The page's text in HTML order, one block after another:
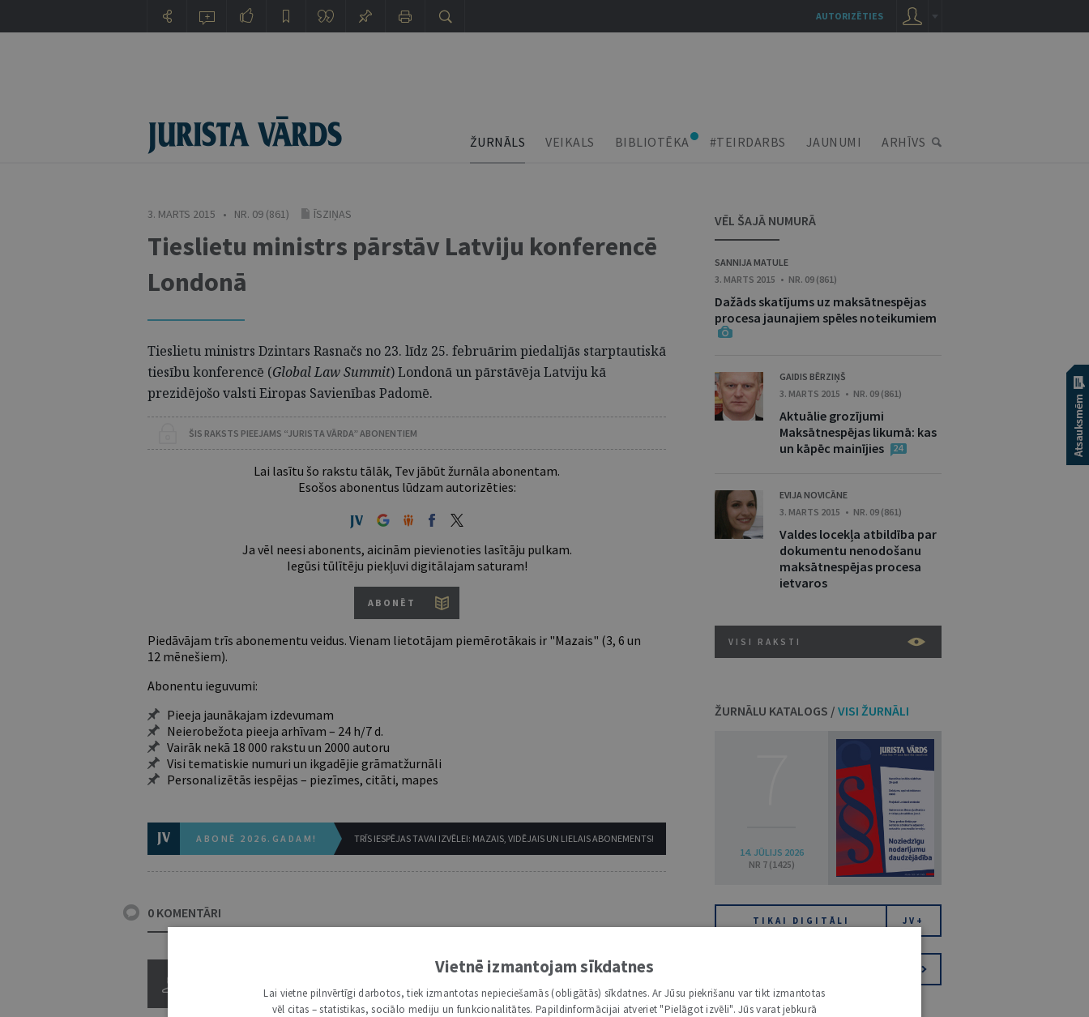
ŽURNĀLS VEIKALS BIBLIOTĒKA #TEIRDARBS JAUNUMI ARHĪVS
3. MARTS 2015 • NR. 09 (861) ĪSZIŅAS
Tieslietu ministrs pārstāv Latviju konferencē
Londonā
Tieslietu ministrs Dzintars Rasnačs no 23. līdz 25. februārim piedalījās starptautiskā
tiesību konferencē (Global Law Summit) Londonā un pārstāvēja Latviju kā
prezidējošo valsti Eiropas Savienības Padomē.
ŠIS RAKSTS PIEEJAMS “JURISTA VĀRDA” ABONENTIEM
Lai lasītu šo rakstu tālāk, Tev jābūt žurnāla abonentam.
Esošos abonentus lūdzam autorizēties:
Ja vēl neesi abonents, aicinām pievienoties lasītāju pulkam.
Iegūsi tūlītēju piekļuvi digitālajam saturam!
ABONĒT
Piedāvājam trīs abonementu veidus. Vienam lietotājam piemērotākais ir "Mazais" (3, 6 un
12 mēnešiem).
Abonentu ieguvumi:
Pieeja jaunākajam izdevumam
Neierobežota pieeja arhīvam – 24 h/7 d.
Vairāk nekā 18 000 rakstu un 2000 autoru
Visi tematiskie numuri un ikgadējie grāmatžurnāli
Personalizētās iespējas – piezīmes, citāti, mapes
ABONĒ 2026.GADAM! TRĪS IESPĒJAS TAVAI IZVĒLEI: MAZAIS, VIDĒJAIS UN LIELAIS ABONEMENTS!
0 KOMENTĀRI
VĒL ŠAJĀ NUMURĀ
SANNIJA MATULE
3. MARTS 2015 • NR. 09 (861)
Dažāds skatījums uz maksātnespējas
procesa jaunajiem spēles noteikumiem
GAIDIS BĒRZIŅŠ
3. MARTS 2015 • NR. 09 (861)
Aktuālie grozījumi
Maksātnespējas likumā: kas
un kāpēc mainījies
24
EVIJA NOVICĀNE
3. MARTS 2015 • NR. 09 (861)
Valdes locekļa atbildība par
dokumentu nenodošanu
maksātnespējas procesa
ietvaros
VISI RAKSTI
ŽURNĀLU KATALOGS / VISI ŽURNĀLI
14. JŪLIJS 2026
NR 7 (1425)
TIKAI DIGITĀLI JV+
AUTORIZĒTIES
Vietnē izmantojam sīkdatnes
Lai vietne pilnvērtīgi darbotos, tiek izmantotas nepieciešamās (obligātās) sīkdatnes. Ar Jūsu piekrišanu var tikt izmantotas
vēl citas – statistikas, sociālo mediju un funkcionalitātes. Papildinformācijai atveriet "Pielāgot izvēli". Jūs varat jebkurā